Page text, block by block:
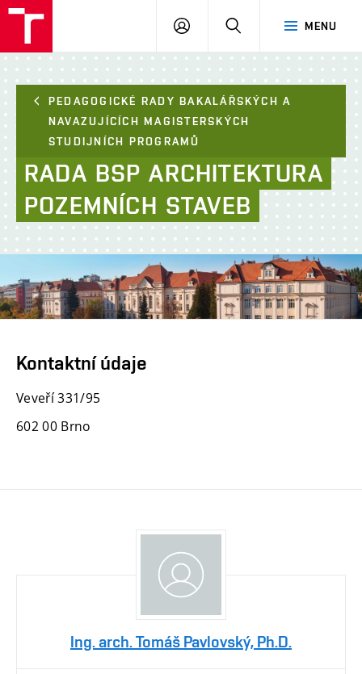
Brno
MENU
PŘIHLÁSIT
PEDAGOGICKÉ RADY BAKALÁŘSKÝCH A
NAVAZUJÍCÍCH MAGISTERSKÝCH
STUDIJNÍCH PROGRAMŮ
RADA BSP ARCHITEKTURA
POZEMNÍCH STAVEB
Kontaktní údaje
Veveří 331/95
602 00 Brno
Ing. arch. Tomáš Pavlovský, Ph.D.